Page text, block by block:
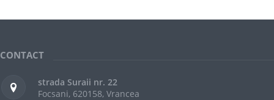
CONTACT
strada Suraii nr. 22
Focsani, 620158, Vrancea